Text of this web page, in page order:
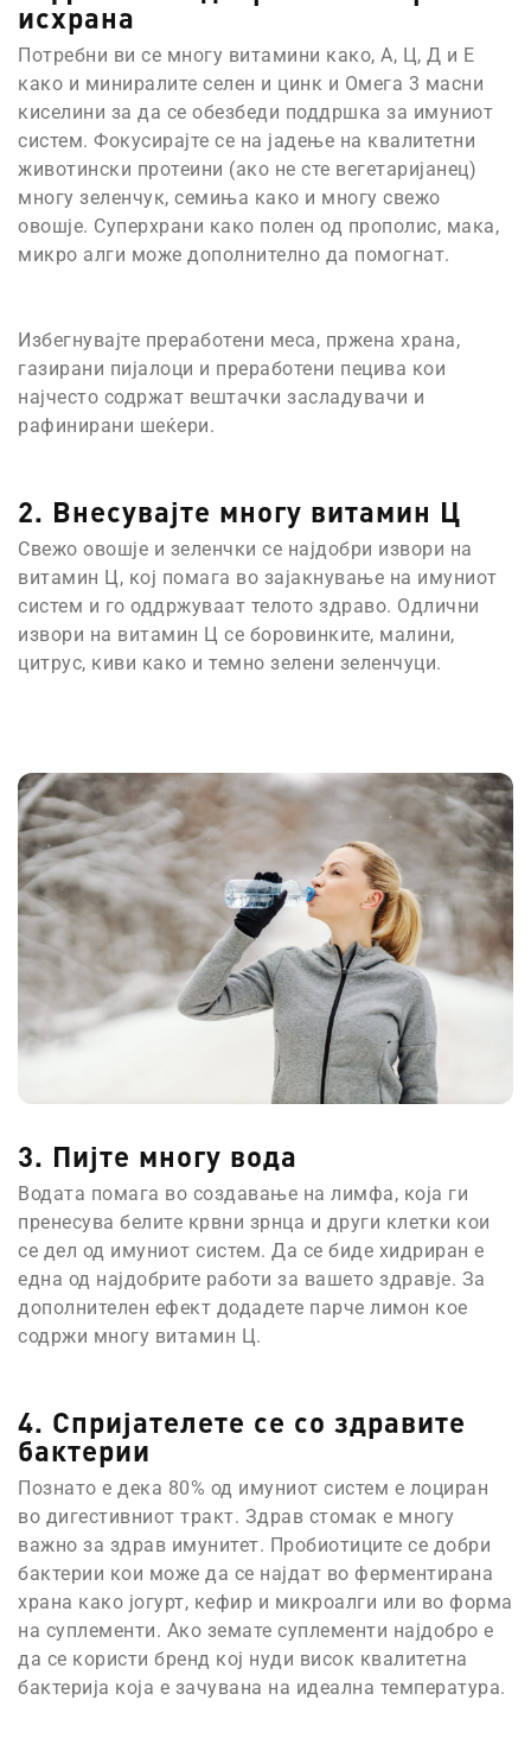
исхрана
Потребни ви се многу витамини како, A, Ц, Д и Е
како и миниралите селен и цинк и Омега 3 масни
киселини за да се обезбеди поддршка за имуниот
систем. Фокусирајте се на јадење на квалитетни
животински протеини (ако не сте вегетаријанец)
многу зеленчук, семиња како и многу свежо
овошје. Суперхрани како полен од прополис, мака,
микро алги може дополнително да помогнат.
Избегнувајте преработени меса, пржена храна,
газирани пијалоци и преработени пецива кои
најчесто содржат вештачки засладувачи и
рафинирани шеќери.
2. Внесувајте многу витамин Ц
Свежо овошје и зеленчки се најдобри извори на
витамин Ц, кој помага во зајакнување на имуниот
систем и го оддржуваат телото здраво. Одлични
извори на витамин Ц се боровинките, малини,
цитрус, киви како и темно зелени зеленчуци.
3. Пијте многу вода
Водата помага во создавање на лимфа, која ги
пренесува белите крвни зрнца и други клетки кои
се дел од имуниот систем. Да се биде хидриран е
една од најдобрите работи за вашето здравје. За
дополнителен ефект додадете парче лимон кое
содржи многу витамин Ц.
4. Спријателете се со здравите
бактерии
Познато е дека 80% од имуниот систем е лоциран
во дигестивниот тракт. Здрав стомак е многу
важно за здрав имунитет. Пробиотиците се добри
бактерии кои може да се најдат во ферментирана
храна како јогурт, кефир и микроалги или во форма
на суплементи. Ако земате суплементи најдобро е
да се користи бренд кој нуди висок квалитетна
бактерија која е зачувана на идеална температура.